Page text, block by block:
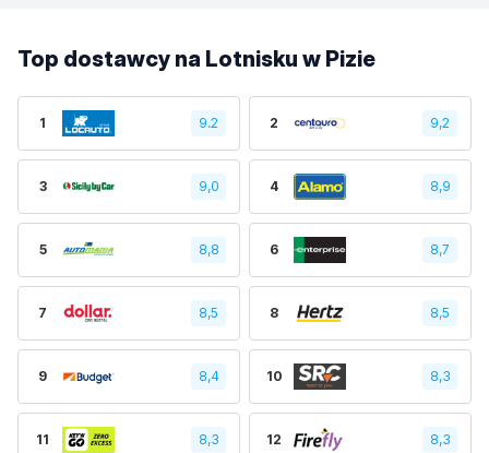
Top dostawcy na Lotnisku w Pizie
1 9.2 2 9,2
3 9,0 4 8,9
5 8,8 6 8,7
7 8,5 8 8,5
9 8,4 10 8,3
11 8,3 12 8,3